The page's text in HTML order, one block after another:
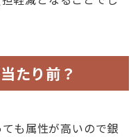
たり前？
も属性が高いので銀